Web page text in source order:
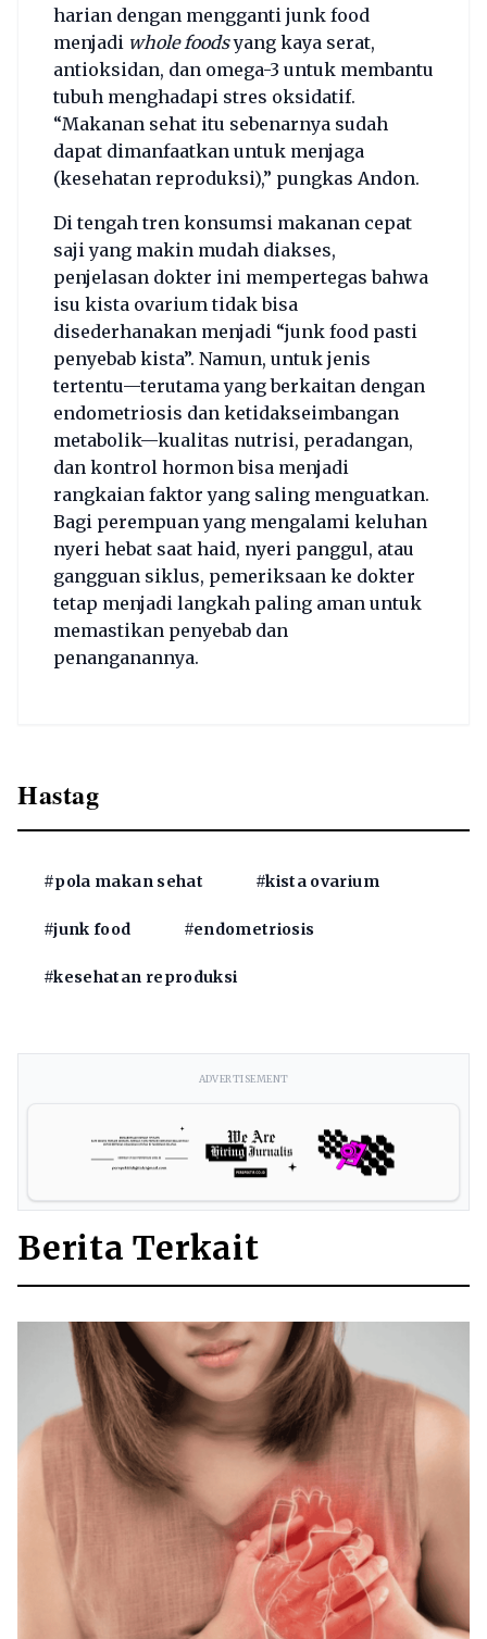
harian dengan mengganti junk food
menjadi whole foodsyang kaya serat,
antioksidan, dan omega-3 untuk membantu
tubuh menghadapi stres oksidatif.
“Makanan sehat itu sebenarnya sudah
dapat dimanfaatkan untuk menjaga
(kesehatan reproduksi),” pungkas Andon.
Di tengah tren konsumsi makanan cepat
saji yang makin mudah diakses,
penjelasan dokter ini mempertegas bahwa
isu kista ovarium tidak bisa
disederhanakan menjadi “junk food pasti
penyebab kista”. Namun, untuk jenis
tertentu—terutama yang berkaitan dengan
endometriosis dan ketidakseimbangan
metabolik—kualitas nutrisi, peradangan,
dan kontrol hormon bisa menjadi
rangkaian faktor yang saling menguatkan.
Bagi perempuan yang mengalami keluhan
nyeri hebat saat haid, nyeri panggul, atau
gangguan siklus, pemeriksaan ke dokter
tetap menjadi langkah paling aman untuk
memastikan penyebab dan
penanganannya.
Hastag
#pola makan sehat #kista ovarium
#junk food #endometriosis
#kesehatan reproduksi
ADVERTISEMENT
Berita Terkait